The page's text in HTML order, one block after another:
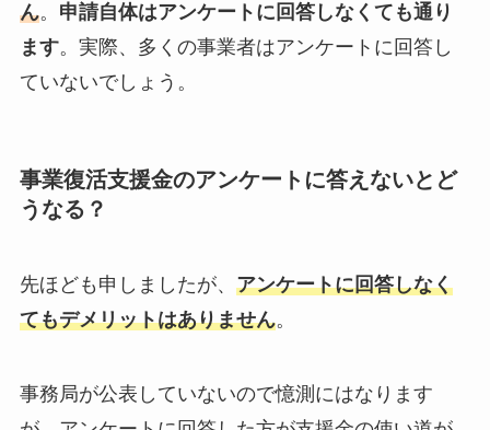
ん。 申請自体はアンケートに回答しなくても通り
ます。実際、多くの事業者はアンケートに回答し
ていないでしょう。
事業復活支援金のアンケートに答えないとど
うなる？
先ほども申しましたが、 アンケートに回答しなく
てもデメリットはありません。
事務局が公表していないので憶測にはなります